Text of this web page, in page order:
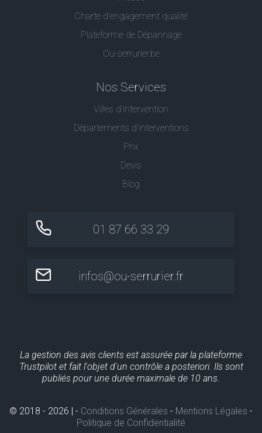
Charte d’engagement qualité
Plateforme de Dépannage
Ou-serrurier.be
Nos Services
Villes d'intervention
Départements d'interventions
Prix
Devis
Blog
01 87 66 33 29
infos@ou-serrurier.fr
La gestion des avis clients est assurée par la plateforme
Trustpilot et fait l'objet d'un contrôle a posteriori. Ils sont
publiés pour une durée maximale de 10 ans.
© 2018 - 2026 | - Conditions Générales - Mentions Légales -
Politique de Confidentialité